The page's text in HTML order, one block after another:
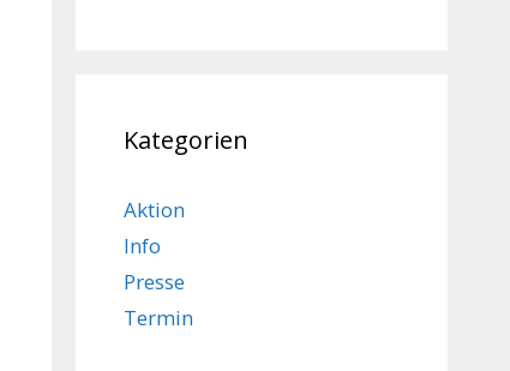
Kategorien
Aktion
Info
Presse
Termin